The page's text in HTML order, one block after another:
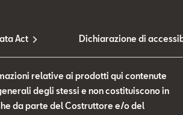
Act Dichiarazione di
relative ai prodotti qui contenute
degli stessi e non costituiscono in
da parte del Costruttore e/o del